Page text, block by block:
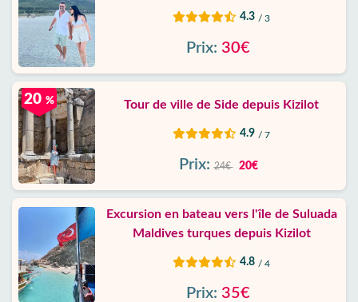
4.3 / 3
Prix: 30€
Tour de ville de Side depuis Kizilot
4.9 / 7
20 %
Prix: 24€ 20€
Excursion en bateau vers l'île de Suluada
Maldives turques depuis Kizilot
4.8 / 4
Prix: 35€